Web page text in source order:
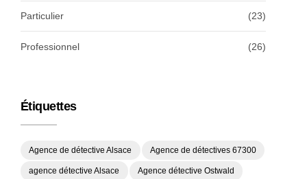
Particulier (23)
Professionnel (26)
Étiquettes
Agence de détective Alsace Agence de détectives 67300
agence détective Alsace Agence détective Ostwald